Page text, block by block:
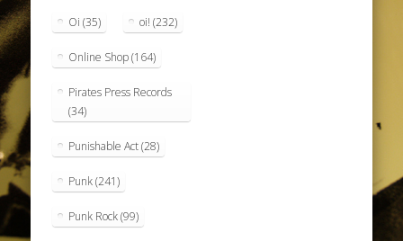
Oi (35) oi! (232)
Online Shop(164)
Pirates Press Records
(34)
Punishable Act(28)
Punk(241)
Punk Rock(99)